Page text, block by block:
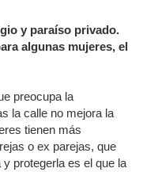
y paraíso privado.
algunas mujeres, el
preocupa la
la calle no mejora la
tienen más
o ex parejas, que
protegerla es el que la